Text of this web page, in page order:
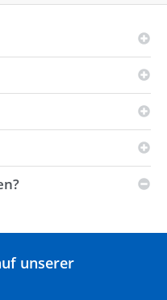
Sklaverei und
unserer